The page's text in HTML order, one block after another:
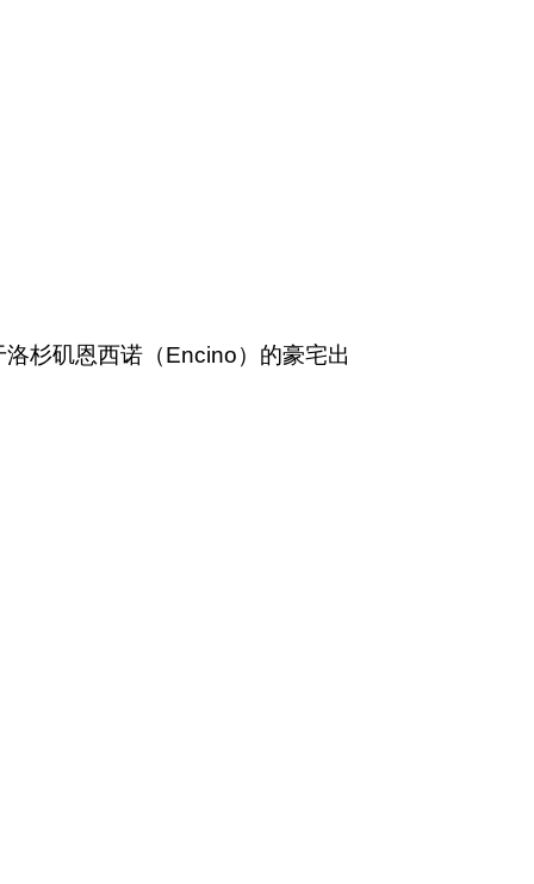
杉矶恩西诺（Encino）的豪宅出